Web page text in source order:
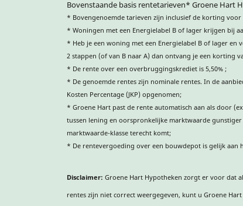
Bovenstaande basis rentetarieven* Groene Hart
* Bovengenoemde tarieven zijn inclusief de korting
* Woningen met een Energielabel B of lager krijgen bij
* Heb je een woning met een Energielabel B of lager en
2 stappen (of van B naar A) dan ontvang je een korting
* De rente over een overbruggingskrediet is 5,50% ;
* De genoemde rentes zijn nominale rentes. In de
Kosten Percentage (JKP) opgenomen;
* Groene Hart past de rente automatisch aan als door
tussen lening en oorspronkelijke marktwaarde
marktwaarde-klasse terecht komt;
* De rentevergoeding over een bouwdepot is gelijk aan
Disclaimer: Groene Hart Hypotheken zorgt er voor dat
rentes zijn niet correct weergegeven, kunt u Groene